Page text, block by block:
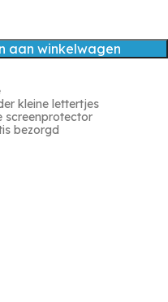
aan winkelwagen
kleine lettertjes
screenprotector
bezorgd